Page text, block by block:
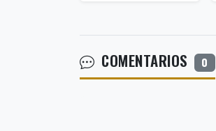
COMENTARIOS 0